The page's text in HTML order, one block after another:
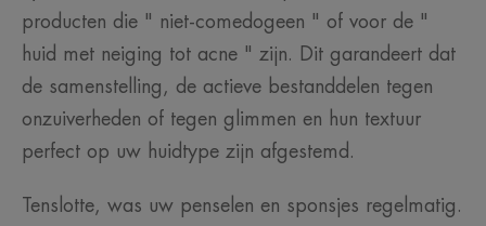
producten die " niet-comedogeen " of voor de "
huid met neiging tot acne " zijn. Dit garandeert dat
de samenstelling, de actieve bestanddelen tegen
onzuiverheden of tegen glimmen en hun textuur
perfect op uw huidtype zijn afgestemd.
Tenslotte, was uw penselen en sponsjes regelmatig.